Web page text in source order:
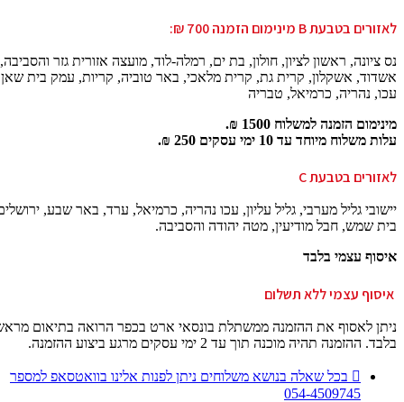
לאזורים בטבעת B מינימום הזמנה 700 ₪:
נס ציונה, ראשון לציון, חולון, בת ים, רמלה-לוד, מועצה אזורית גזר והסביבה,
אשדוד, אשקלון, קרית גת, קרית מלאכי, באר טוביה, קריות, עמק בית
עכו, נהריה, כרמיאל, טבריה
מינימום הזמנה למשלוח 1500 ₪.
עלות משלוח מיוחד עד 10 ימי עסקים 250 ₪.
לאזורים בטבעת C
יישובי גליל מערבי, גליל עליון, עכו נהריה, כרמיאל, ערד, באר שבע,
בית שמש, חבל מודיעין, מטה יהודה והסביבה.
איסוף עצמי בלבד
איסוף עצמי ללא תשלום
ניתן לאסוף את ההזמנה ממשתלת בונסאי ארט בכפר הרואה בתיאום
בלבד. ההזמנה תהיה מוכנה תוך עד 2 ימי עסקים מרגע ביצוע ההזמנה.
בכל שאלה בנושא משלוחים ניתן לפנות אלינו בוואטסאפ למספר
054-4509745